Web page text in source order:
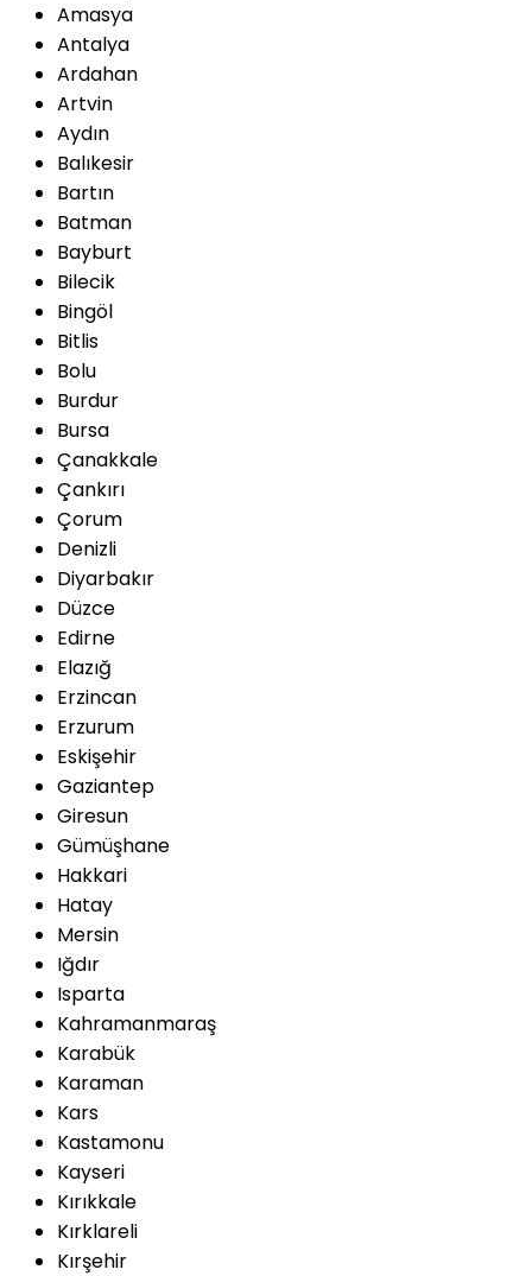
Amasya
Antalya
Ardahan
Artvin
Aydın
Balıkesir
Bartın
Batman
Bayburt
Bilecik
Bingöl
Bitlis
Bolu
Burdur
Bursa
Çanakkale
Çankırı
Çorum
Denizli
Diyarbakır
Düzce
Edirne
Elazığ
Erzincan
Erzurum
Eskişehir
Gaziantep
Giresun
Gümüşhane
Hakkari
Hatay
Mersin
Iğdır
Isparta
Kahramanmaraş
Karabük
Karaman
Kars
Kastamonu
Kayseri
Kırıkkale
Kırklareli
Kırşehir